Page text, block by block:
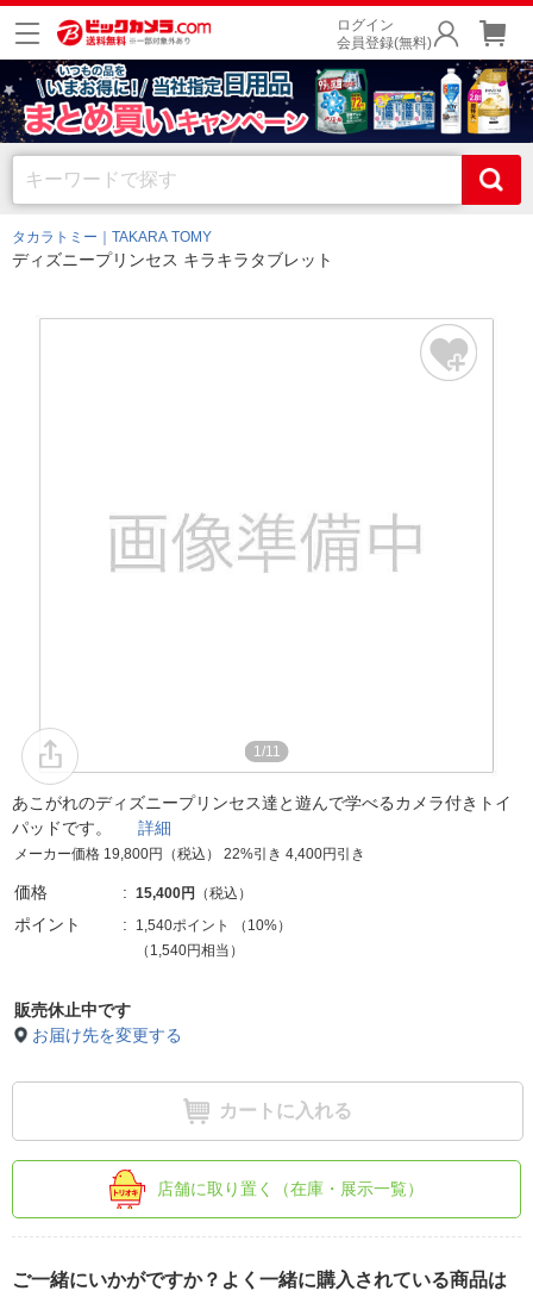
ログイン
会員登録(無料)
タカラトミー｜TAKARA TOMY
ディズニープリンセス キラキラタブレット
1/11
あこがれのディズニープリンセス達と遊んで学べるカメラ付きトイ
パッドです。 詳細
メーカー価格 19,800円（税込） 22%引き 4,400円引き
価格 15,400円 （税込）
ポイント 1,540ポイント （ 10%）
（1,540円相当）
販売休止中です
お届け先を変更する
カートに入れる
店舗に取り置く（在庫・展示一覧）
ご一緒にいかがですか？よく一緒に購入されている商品は